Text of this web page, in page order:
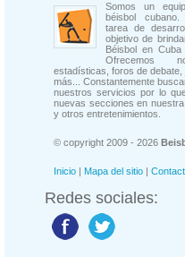
Somos un
béisbol
tarea de
objetivo de
Béisbol en
Ofrecemos
estadísticas, foros de debate,
más... Constantemente
nuestros servicios por lo
nuevas secciones en
y otros entretenimientos.
© copyright 2009 - 2026
Inicio | Mapa del sitio |
Redes sociales: